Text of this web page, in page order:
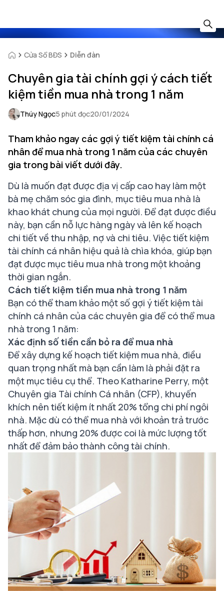
Cửa Sổ BĐS Diễn đàn
Chuyên gia tài chính gợi ý cách tiết
kiệm tiền mua nhà trong 1 năm
Thúy Ngọc5 phút đọc20/01/2024
Tham khảo ngay các gợi ý tiết kiệm tài chính cá
nhân để mua nhà trong 1 năm của các chuyên
gia trong bài viết dưới đây.
Dù là muốn đạt được địa vị cấp cao hay làm một
bà mẹ chăm sóc gia đình, mục tiêu mua nhà là
khao khát chung của mọi người. Để đạt được điều
này, bạn cần nỗ lực hàng ngày và lên kế hoạch
chi tiết về thu nhập, nợ và chi tiêu. Việc tiết kiệm
tài chính cá nhân hiệu quả là chìa khóa, giúp bạn
đạt được mục tiêu mua nhà trong một khoảng
thời gian ngắn.
Cách tiết kiệm tiền mua nhà trong 1 năm
Bạn có thể tham khảo một số gợi ý tiết kiệm tài
chính cá nhân của các chuyên gia để có thể mua
nhà trong 1 năm:
Xác định số tiền cần bỏ ra để mua nhà
Để xây dựng kế hoạch tiết kiệm mua nhà, điều
quan trọng nhất mà bạn cần làm là phải đặt ra
một mục tiêu cụ thể. Theo Katharine Perry, một
Chuyên gia Tài chính Cá nhân (CFP), khuyến
khích nên tiết kiệm ít nhất 20% tổng chi phí ngôi
nhà. Mặc dù có thể mua nhà với khoản trả trước
thấp hơn, nhưng 20% được coi là mức lượng tốt
nhất để đảm bảo thành công tài chính.